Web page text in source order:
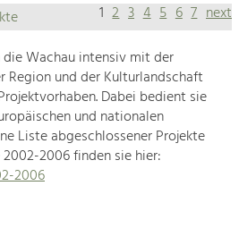
1 2 3 4 5 6 7 next
Wachau intensiv mit der
und der Kulturlandschaft
Dabei bedient sie
und nationalen
Liste abgeschlossener Projekte
2006 finden sie hier:
2006